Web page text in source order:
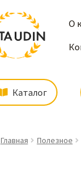
О
Каталог
Главная Полезное